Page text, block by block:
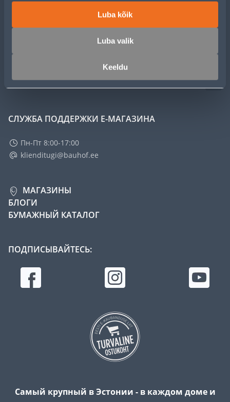
Luba kõik
Luba valik
Keeldu
УСЛУГИ
КЛУБ МАСТЕРОВ
О НАС
СЛУЖБА ПОДДЕРЖКИ Е-МАГАЗИНА
Пн-Пт 8:00-17:00
klienditugi@bauhof.ee
МАГАЗИНЫ
БЛОГИ
БУМАЖНЫЙ КАТАЛОГ
ПОДПИСЫВАЙТЕСЬ:
Самый крупный в Эстонии - в каждом доме и